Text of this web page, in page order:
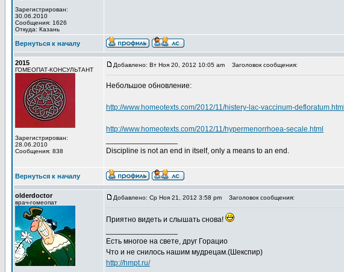
Зарегистрирован:
30.06.2010
Сообщения: 1626
Откуда: Казань
Вернуться к началу
2015
ГОМЕОПАТ-КОНСУЛЬТАНТ
Зарегистрирован:
28.06.2010
Сообщения: 838
Добавлено: Вт Ноя 20, 2012 10:05 am Заголовок сообщения:
Небольшое обновление:
http://www.homeotexts.com/2012/11/histery-lac-vaccinum-defloratum.html
http://www.homeotexts.com/2012/11/hypermenorrhoea-secale.html
Discipline is not an end in itself, only a means to an end.
Вернуться к началу
olderdoctor
врач-гомеопат
Добавлено: Ср Ноя 21, 2012 3:58 pm Заголовок сообщения:
Приятно видеть и слышать снова!
Есть многое на свете, друг Горацио
Что и не снилось нашим мудрецам.(Шекспир)
http://hmpt.ru/